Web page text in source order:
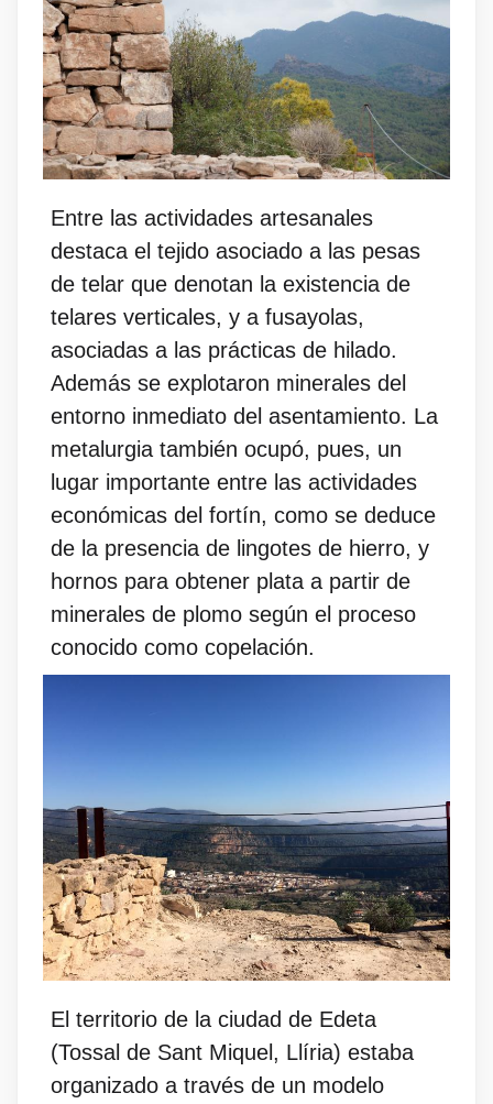
Entre las actividades artesanales
destaca el tejido asociado a las pesas
de telar que denotan la existencia de
telares verticales, y a fusayolas,
asociadas a las prácticas de hilado.
Además se explotaron minerales del
entorno inmediato del asentamiento. La
metalurgia también ocupó, pues, un
lugar importante entre las actividades
económicas del fortín, como se deduce
de la presencia de lingotes de hierro, y
hornos para obtener plata a partir de
minerales de plomo según el proceso
conocido como copelación.
El territorio de la ciudad de Edeta
(Tossal de Sant Miquel, Llíria) estaba
organizado a través de un modelo